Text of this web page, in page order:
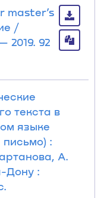
master’s
/
2019. 92
текста в
языке
:
А.
Дону :